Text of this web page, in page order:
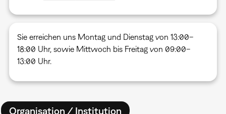
Sie erreichen uns Montag und Dienstag von 13:00–
18:00 Uhr, sowie Mittwoch bis Freitag von 09:00–
13:00 Uhr.
Organisation / Institution